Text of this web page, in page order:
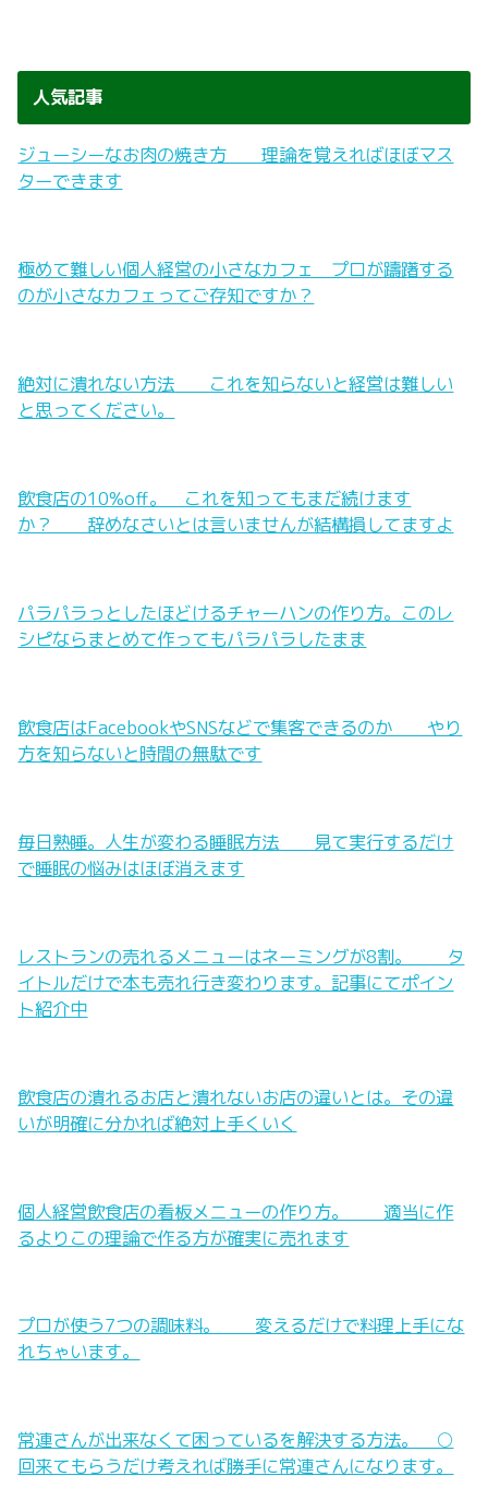
人気記事
ジューシーなお肉の焼き方 理論を覚えればほぼマス
ターできます
極めて難しい個人経営の小さなカフェ プロが躊躇する
のが小さなカフェってご存知ですか？
絶対に潰れない方法 これを知らないと経営は難しい
と思ってください。
飲食店の10%off。 これを知ってもまだ続けます
か？ 辞めなさいとは言いませんが結構損してますよ
パラパラっとしたほどけるチャーハンの作り方。このレ
シピならまとめて作ってもパラパラしたまま
飲食店はFacebookやSNSなどで集客できるのか やり
方を知らないと時間の無駄です
毎日熟睡。人生が変わる睡眠方法 見て実行するだけ
で睡眠の悩みはほぼ消えます
レストランの売れるメニューはネーミングが8割。 タ
イトルだけで本も売れ行き変わります。記事にてポイン
ト紹介中
飲食店の潰れるお店と潰れないお店の違いとは。その違
いが明確に分かれば絶対上手くいく
個人経営飲食店の看板メニューの作り方。 適当に作
るよりこの理論で作る方が確実に売れます
プロが使う7つの調味料。 変えるだけで料理上手にな
れちゃいます。
常連さんが出来なくて困っているを解決する方法。 ○
回来てもらうだけ考えれば勝手に常連さんになります。